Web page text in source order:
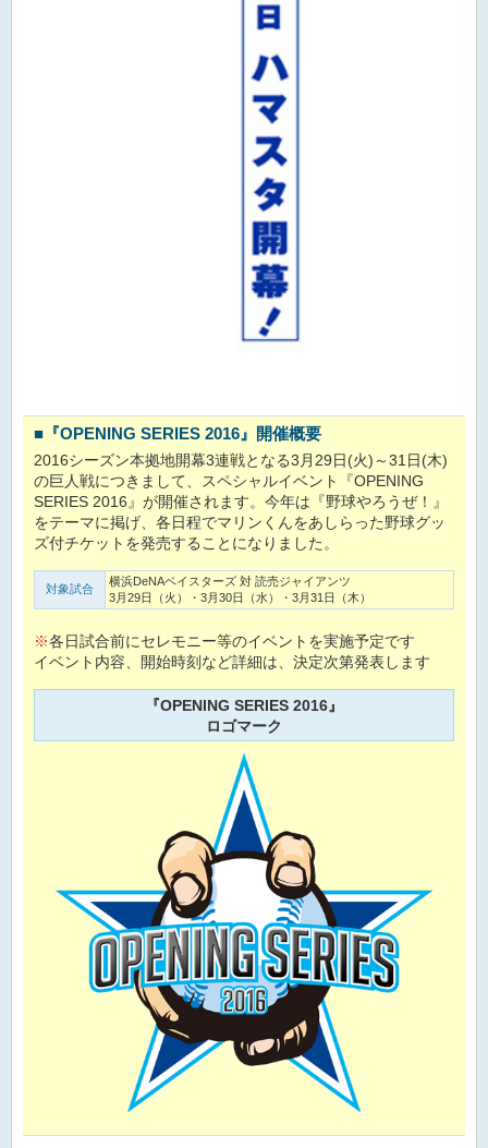
■ 『OPENING SERIES 2016』開催概要
2016シーズン本拠地開幕3連戦となる3月29日(火)～31日(木)
の巨人戦につきまして、スペシャルイベント『OPENING
SERIES 2016』が開催されます。今年は『野球やろうぜ！』
をテーマに掲げ、各日程でマリンくんをあしらった野球グッ
ズ付チケットを発売することになりました。
対象試合
横浜DeNAベイスターズ 対 読売ジャイアンツ
3月29日（火）・3月30日（水）・3月31日（木）
※各日試合前にセレモニー等のイベントを実施予定です
イベント内容、開始時刻など詳細は、決定次第発表します
『OPENING SERIES 2016』
ロゴマーク